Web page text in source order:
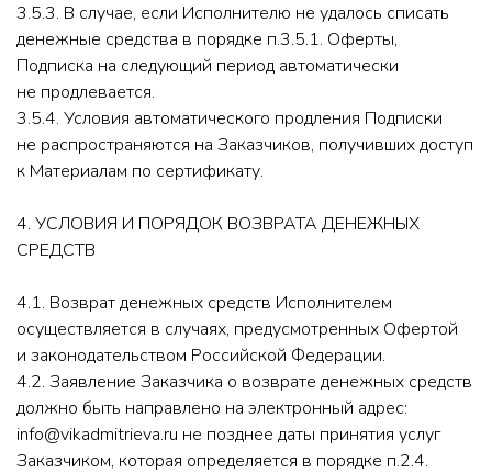
3.5.3. В случае, если Исполнителю не удалось списать
денежные средства в порядке п.3.5.1. Оферты,
Подписка на следующий период автоматически
не продлевается.
3.5.4. Условия автоматического продления Подписки
не распространяются на Заказчиков, получивших доступ
к Материалам по сертификату.
4. УСЛОВИЯ И ПОРЯДОК ВОЗВРАТА ДЕНЕЖНЫХ
СРЕДСТВ
4.1. Возврат денежных средств Исполнителем
осуществляется в случаях, предусмотренных Офертой
и законодательством Российской Федерации.
4.2. Заявление Заказчика о возврате денежных средств
должно быть направлено на электронный адрес:
info@vikadmitrieva.ru не позднее даты принятия услуг
Заказчиком, которая определяется в порядке п.2.4.